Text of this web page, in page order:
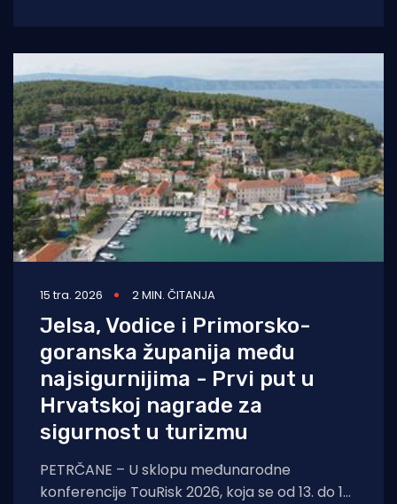
15 tra. 2026 2 MIN. ČITANJA
Jelsa, Vodice i Primorsko-
goranska županija među
najsigurnijima - Prvi put u
Hrvatskoj nagrade za
sigurnost u turizmu
PETRČANE – U sklopu međunarodne
konferencije TouRisk 2026, koja se od 13. do 15.